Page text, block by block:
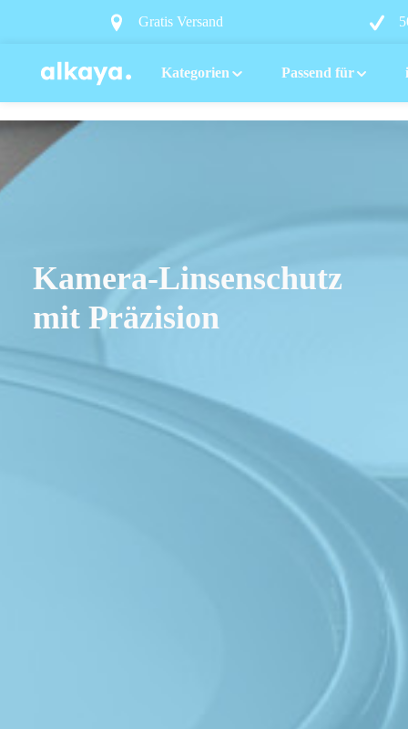
Zur Hauptnavigation springen
Gratis Versand
Kategorien Passend für
Kamera-Linsenschutz
mit Präzision